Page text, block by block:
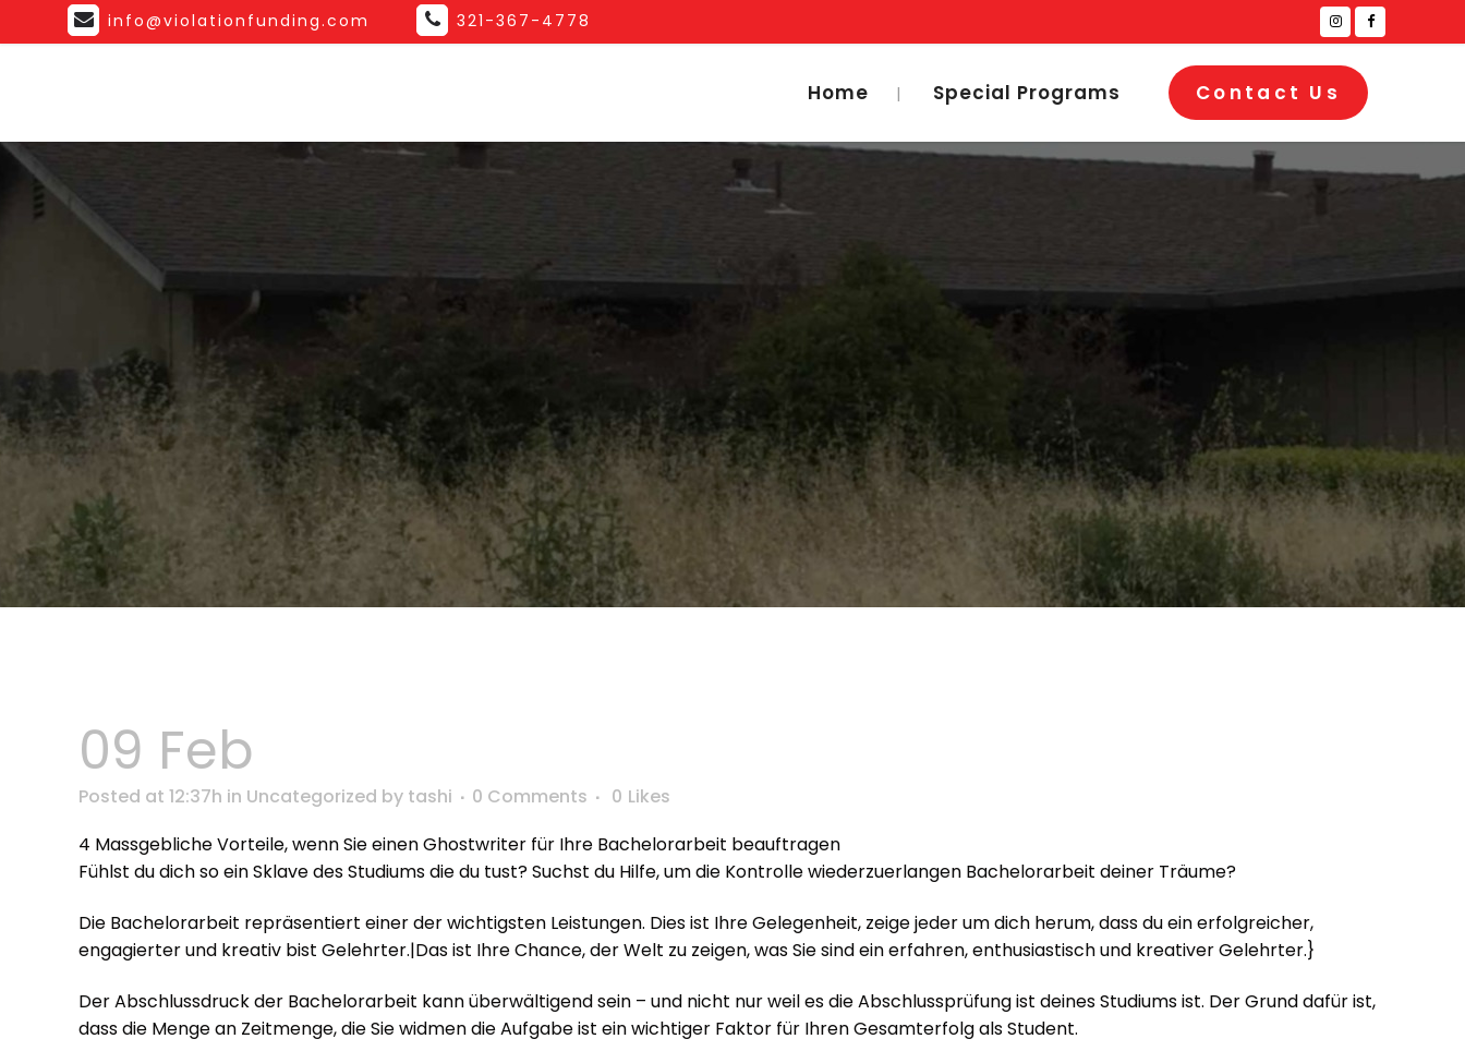
info@violationfunding.com 321-367-4778
Contact Us
Home Special Programs
09 Feb
Posted at 12:37h in Uncategorized by tashi 0 Comments 0 Likes
4 Massgebliche Vorteile, wenn Sie einen Ghostwriter für Ihre Bachelorarbeit beauftragen
Fühlst du dich so ein Sklave des Studiums die du tust? Suchst du Hilfe, um die Kontrolle wiederzuerlangen Bachelorarbeit deiner Träume?
Die Bachelorarbeit repräsentiert einer der wichtigsten Leistungen. Dies ist Ihre Gelegenheit, zeige jeder um dich herum, dass du ein erfolgreicher,
engagierter und kreativ bist Gelehrter.|Das ist Ihre Chance, der Welt zu zeigen, was Sie sind ein erfahren, enthusiastisch und kreativer Gelehrter.}
Der Abschlussdruck der Bachelorarbeit kann überwältigend sein – und nicht nur weil es die Abschlussprüfung ist deines Studiums ist. Der Grund dafür ist,
dass die Menge an Zeitmenge, die Sie widmen die Aufgabe ist ein wichtiger Faktor für Ihren Gesamterfolg als Student.